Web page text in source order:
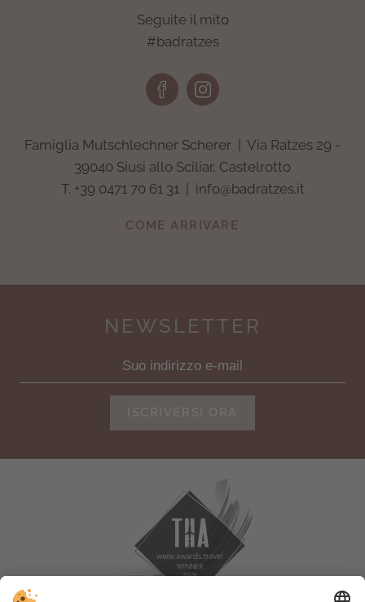
Seguite il mito
#badratzes
Famiglia Mutschlechner Scherer | Via Ratzes 29 -
39040 Siusi allo Sciliar, Castelrotto
T. +39 0471 70 61 31 | info@badratzes.it
COME ARRIVARE
NEWSLETTER
ISCRIVERSI ORA